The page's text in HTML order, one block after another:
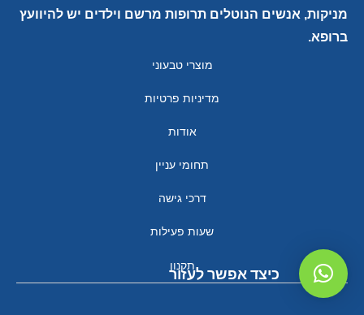
מניקות, אנשים הנוטלים תרופות מרשם וילדים יש להיוועץ
ברופא.
מוצרי טבעוני
מדיניות פרטיות
אודות
תחומי עניין
דרכי גישה
שעות פעילות
תקנון
כיצד אפשר לעזור